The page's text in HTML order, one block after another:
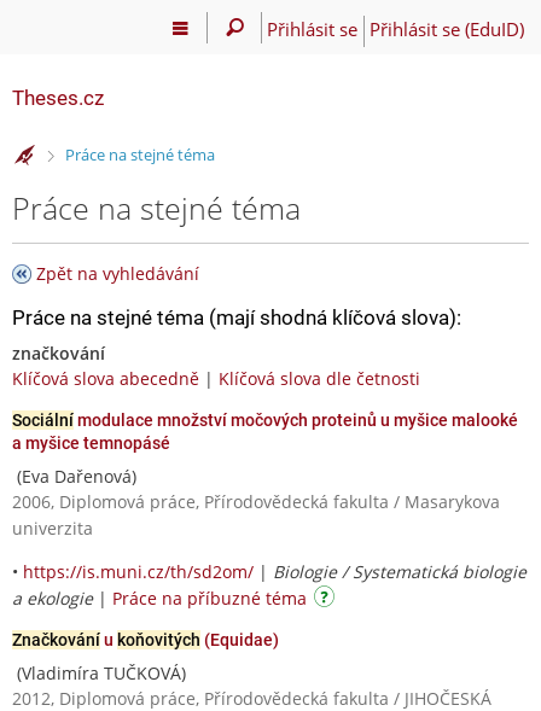
Přihlásit se Přihlásit se (EduID)
Theses.cz
>Práce na stejné téma
Práce na stejné téma
Zpět na vyhledávání
Práce na stejné téma (mají shodná klíčová slova):
značkování
Klíčová slova abecedně | Klíčová slova dle četnosti
Sociálnímodulace množství močových proteinů u myšice malooké
a myšice temnopásé
(Eva Dařenová)
2006, Diplomová práce, Přírodovědecká fakulta / Masarykova
univerzita
• https://is.muni.cz/th/sd2om/ | Biologie / Systematická biologie
a ekologie| Práce na příbuzné téma
Značkováníu koňovitých (Equidae)
(Vladimíra TUČKOVÁ)
2012, Diplomová práce, Přírodovědecká fakulta / JIHOČESKÁ